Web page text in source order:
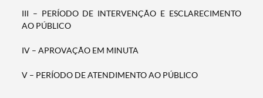
III – PERÍODO DE INTERVENÇÃO E ESCLARECIMENTO
AO PÚBLICO
IV – APROVAÇÃO EM MINUTA
V – PERÍODO DE ATENDIMENTO AO PÚBLICO